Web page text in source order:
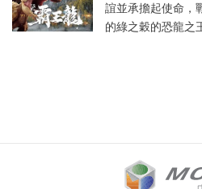
誼並承擔起使命，
的綠之穀的恐龍之